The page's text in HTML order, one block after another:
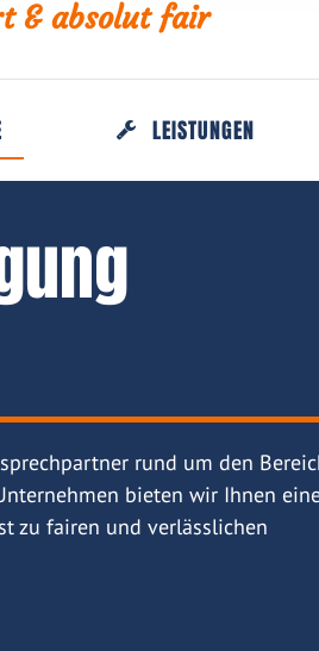
& absolut fair
LEISTUNGEN
rund um den
bieten wir Ihnen
zu fairen und verlässlichen